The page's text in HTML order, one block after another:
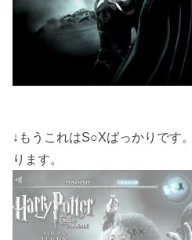
↓もうこれはS○Xばっかりです
ります。